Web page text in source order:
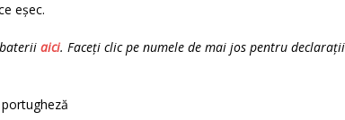
eșec.
aici. Faceți clic pe numele de mai jos pentru declarații